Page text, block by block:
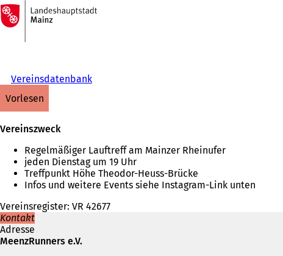
Inhalt anspringen
Zur
Startseite
Vereinsdatenbank
vorlesen
Vereinszweck
Regelmäßiger Lauftreff am Mainzer Rheinufer
jeden Dienstag um 19 Uhr
Treffpunkt Höhe Theodor-Heuss-Brücke
Infos und weitere Events siehe Instagram-Link unten
Vereinsregister: VR 42677
Kontakt
Adresse
MeenzRunners e.V.